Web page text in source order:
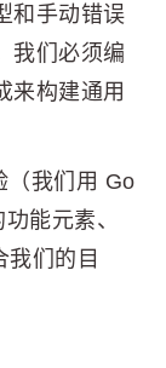
和手动错误
我们必须编
来构建通用
（我们用 Go
能元素、
们的目